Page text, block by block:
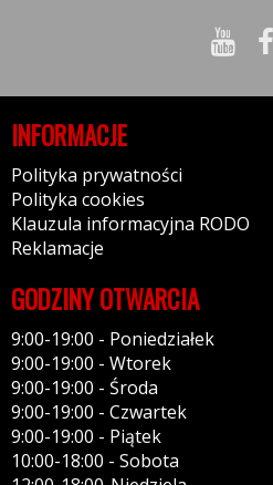
INFORMACJE
Polityka prywatności
Polityka cookies
Klauzula informacyjna RODO
Reklamacje
GODZINY OTWARCIA
9:00-19:00 - Poniedziałek
9:00-19:00 - Wtorek
9:00-19:00 - Środa
9:00-19:00 - Czwartek
9:00-19:00 - Piątek
10:00-18:00 - Sobota